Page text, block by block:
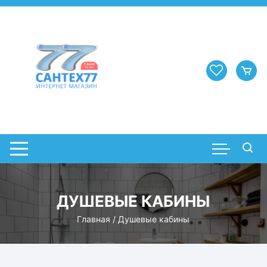
Перейти
ДУШЕВЫЕ КАБИНЫ
Главная / Душевые кабины